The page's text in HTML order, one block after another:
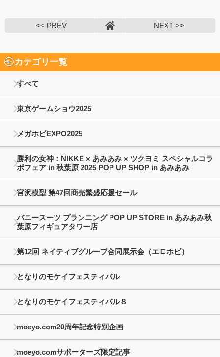
<< PREV NEXT >>
カテゴリ一覧
すべて
東京ゲームショウ2025
メガホビEXPO2025
勝利の女神：NIKKE × あみあみ × ツクヨミ スペシャルコラ
ボフェア in 秋葉原 2025 POP UP SHOP in あみあみ
宮沢模型 第47回商売繁盛応援セール
バニースーツ プランニング POP UP STORE in あみあみ秋
葉原フィギュアタワー店
第12回 ネイティブグループ合同展示会（エロホビ）
となりのモケイフェスティバル
となりのモケイフェスティバル８
moeyo.com20周年記念特別企画
moeyo.comサポーターズ限定記事